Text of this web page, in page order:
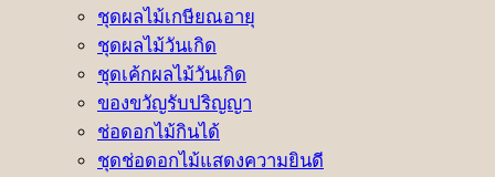
ชุดผลไม้เกษียณอายุ
ชุดผลไม้วันเกิด
ชุดเค้กผลไม้วันเกิด
ของขวัญรับปริญญา
ช่อดอกไม้กินได้
ชุดช่อดอกไม้แสดงความยินดี